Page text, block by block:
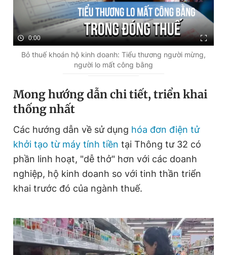
0:00
Bỏ thuế khoán hộ kinh doanh: Tiểu thương người mừng,
người lo mất công bằng
Mong hướng dẫn chi tiết, triển khai
thống nhất
Các hướng dẫn về sử dụng hóa đơn điện tử
khởi tạo từ máy tính tiền tại Thông tư 32 có
phần linh hoạt, "dễ thở" hơn với các doanh
nghiệp, hộ kinh doanh so với tinh thần triển
khai trước đó của ngành thuế.